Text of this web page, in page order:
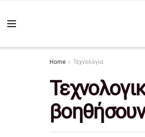
Home Τεχνολογία